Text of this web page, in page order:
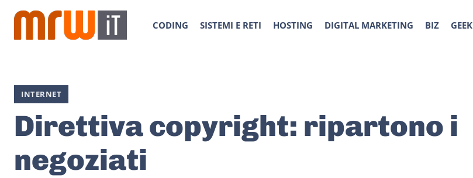
CODING SISTEMI E RETI HOSTING DIGITAL MARKETING BIZ GEEK
INTERNET
Direttiva copyright: ripartono i
negoziati